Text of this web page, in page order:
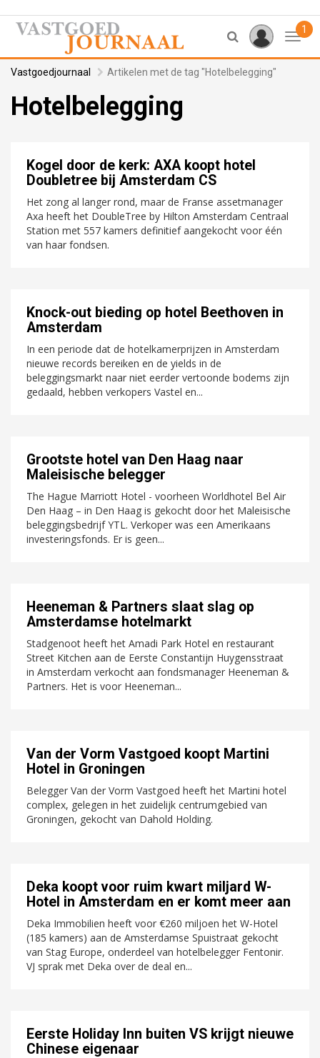
1
Vastgoedjournaal Artikelen met de tag "Hotelbelegging"
Hotelbelegging
Kogel door de kerk: AXA koopt hotel
Doubletree bij Amsterdam CS
Het zong al langer rond, maar de Franse assetmanager
Axa heeft het DoubleTree by Hilton Amsterdam Centraal
Station met 557 kamers definitief aangekocht voor één
van haar fondsen.
Knock-out bieding op hotel Beethoven in
Amsterdam
In een periode dat de hotelkamerprijzen in Amsterdam
nieuwe records bereiken en de yields in de
beleggingsmarkt naar niet eerder vertoonde bodems zijn
gedaald, hebben verkopers Vastel en...
Grootste hotel van Den Haag naar
Maleisische belegger
The Hague Marriott Hotel - voorheen Worldhotel Bel Air
Den Haag – in Den Haag is gekocht door het Maleisische
beleggingsbedrijf YTL. Verkoper was een Amerikaans
investeringsfonds. Er is geen...
Heeneman & Partners slaat slag op
Amsterdamse hotelmarkt
Stadgenoot heeft het Amadi Park Hotel en restaurant
Street Kitchen aan de Eerste Constantijn Huygensstraat
in Amsterdam verkocht aan fondsmanager Heeneman &
Partners. Het is voor Heeneman...
Van der Vorm Vastgoed koopt Martini
Hotel in Groningen
Belegger Van der Vorm Vastgoed heeft het Martini hotel
complex, gelegen in het zuidelijk centrumgebied van
Groningen, gekocht van Dahold Holding.
Deka koopt voor ruim kwart miljard W-
Hotel in Amsterdam en er komt meer aan
Deka Immobilien heeft voor €260 miljoen het W-Hotel
(185 kamers) aan de Amsterdamse Spuistraat gekocht
van Stag Europe, onderdeel van hotelbelegger Fentonir.
VJ sprak met Deka over de deal en...
Eerste Holiday Inn buiten VS krijgt nieuwe
Chinese eigenaar